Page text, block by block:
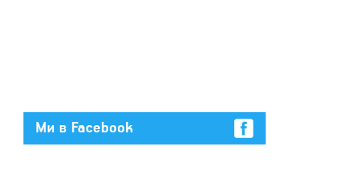
Ми в Facebook